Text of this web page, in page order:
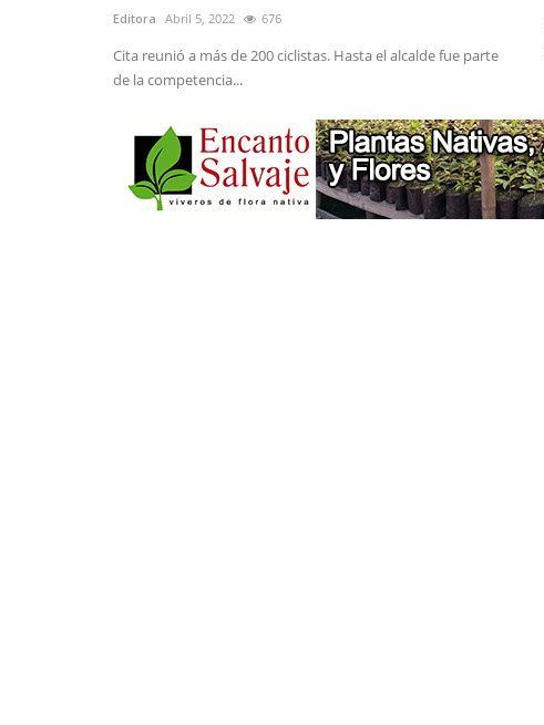
Editora Abril 5, 2022 676
Cita reunió a más de 200 ciclistas. Hasta el alcalde fue parte
de la competencia...